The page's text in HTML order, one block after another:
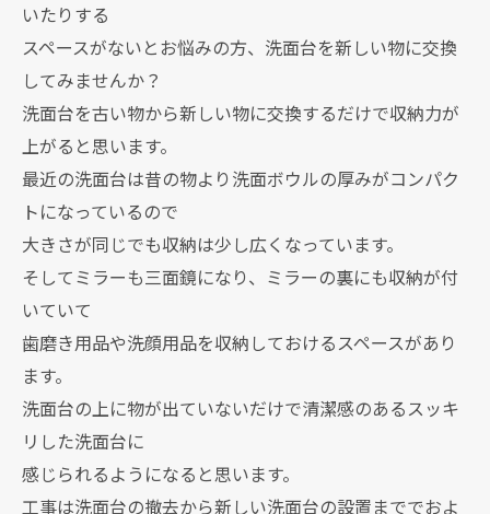
いたりする
スペースがないとお悩みの方、洗面台を新しい物に交換
してみませんか？
洗面台を古い物から新しい物に交換するだけで収納力が
上がると思います。
最近の洗面台は昔の物より洗面ボウルの厚みがコンパク
トになっているので
大きさが同じでも収納は少し広くなっています。
そしてミラーも三面鏡になり、ミラーの裏にも収納が付
いていて
歯磨き用品や洗顔用品を収納しておけるスペースがあり
ます。
洗面台の上に物が出ていないだけで清潔感のあるスッキ
リした洗面台に
感じられるようになると思います。
工事は洗面台の撤去から新しい洗面台の設置まででおよ